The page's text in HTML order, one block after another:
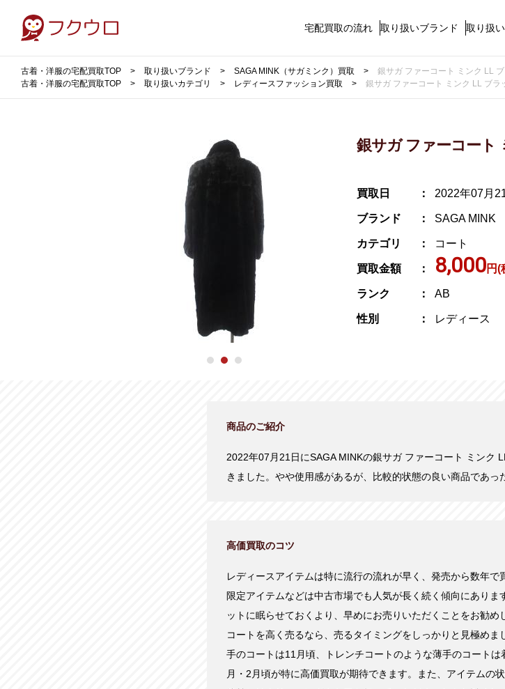
宅配買取の流れ 取り扱いブランド 取り扱
古着・洋服の宅配買取TOP 取り扱いブランド SAGA MINK（サガミンク）買取
銀サガ ファーコート ミンク LL
古着・洋服の宅配買取TOP
取り扱いカテゴリ レディースファッション買取 銀サガ ファーコート ミンク LL ブラ
銀サガ ファーコート
買取日 2022年07月
ブランド SAGA MINK
カテゴリ コート
買取金額 8,000円(
ランク AB
性別 レディース
商品のご紹介
2022年07月21日にSAGA MINKの銀サガ ファーコート ミンク
きました。やや使用感があるが、比較的状態の良い商品であっ
高価買取のコツ
レディースアイテムは特に流行の流れが早く、発売から数年
限定アイテムなどは中古市場でも人気が長く続く傾向にあり
ットに眠らせておくより、早めにお売りいただくことをお勧め
コートを高く売るなら、売るタイミングをしっかりと見極め
手のコートは11月頃、トレンチコートのような薄手のコート
月・2月頃が特に高価買取が期待できます。また、アイテムの